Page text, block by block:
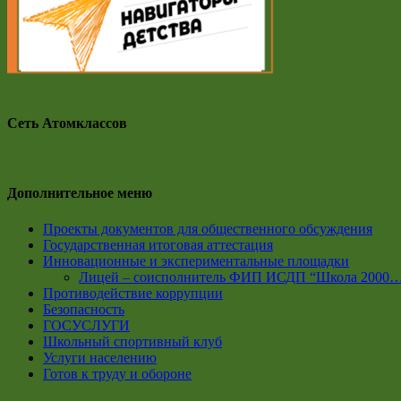
Сеть Атомклассов
Дополнительное меню
Проекты документов для общественного обсуждения
Государственная итоговая аттестация
Инновационные и экспериментальные площадки
Лицей – соисполнитель ФИП ИСДП “Школа
Противодействие коррупции
Безопасность
ГОСУСЛУГИ
Школьный спортивный клуб
Услуги населению
Готов к труду и обороне